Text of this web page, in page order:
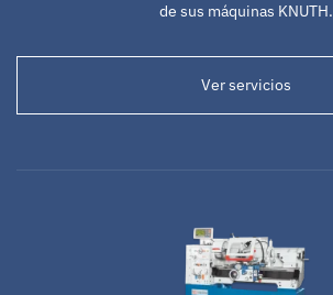
de sus máquinas KNUTH.
Ver servicios